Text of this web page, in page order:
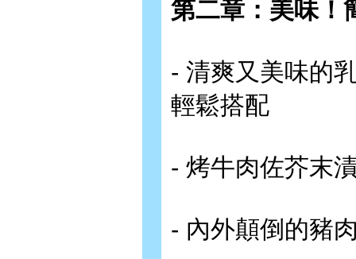
第二章：美味！
- 清爽又美味的
輕鬆搭配
- 烤牛肉佐芥末
- 內外顛倒的豬